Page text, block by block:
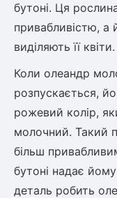
бутоні. Ця
привабливістю,
виділяють її квіти.
Коли олеандр
розпускається,
рожевий колір,
молочний. Такий
більш
бутоні надає
деталь робить